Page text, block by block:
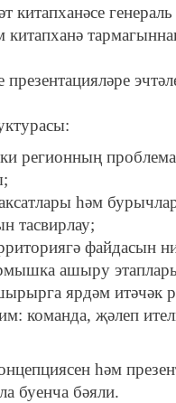
китапханәсе
регионның
һәм
тасвирлау;
файдасын
ашыру
ярдәм итәчәк
команда, җәлеп
һәм
буенча бәяли.